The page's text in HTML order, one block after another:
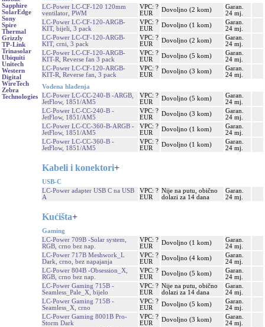
Sapphire
SolarEdge
Sony
Spire
Thermal
Grizzly
TP-Link
Trinasolar
Ubiquiti
Unitech
Western
Digital
WireTech
Zebra
Technologies
LC-Power LC-CF-120 120mm
ventilator, PWM
VPC: ?
EUR
Dovoljno (2 kom)
Garan.
24 mj.
LC-Power LC-CF-120-ARGB-
KIT, bijeli, 3 pack
VPC: ?
EUR
Dovoljno (1 kom)
Garan.
24 mj.
LC-Power LC-CF-120-ARGB-
KIT, crni, 3 pack
VPC: ?
EUR
Dovoljno (2 kom)
Garan.
24 mj.
LC-Power LC-CF-120-ARGB-
KIT-R, Reverse fan 3 pack
VPC: ?
EUR
Dovoljno (5 kom)
Garan.
24 mj.
LC-Power LC-CF-120-ARGB-
KIT-R, Reverse fan, 3 pack
VPC: ?
EUR
Dovoljno (3 kom)
Garan.
24 mj.
Vodena hlađenja
LC-Power LC-CC-240-B -ARGB,
JetFlow, 1851/AM5
VPC: ?
EUR
Dovoljno (5 kom)
Garan.
24 mj.
LC-Power LC-CC-240-B -
JetFlow, 1851/AM5
VPC: ?
EUR
Dovoljno (3 kom)
Garan.
24 mj.
LC-Power LC-CC-360-B-ARGB -
JetFlow, 1851/AM5
VPC: ?
EUR
Dovoljno (1 kom)
Garan.
24 mj.
LC-Power LC-CC-360-B -
JetFlow, 1851/AM5
VPC: ?
EUR
Dovoljno (1 kom)
Garan.
24 mj.
Kabeli i konektori+
USB-C
LC-Power adapter USB C na USB
A
VPC: ?
EUR
Nije na putu, obično
dolazi za 14 dana
Garan.
24 mj.
Kućišta+
Gaming
LC-Power 709B -Solar system,
RGB, crno bez nap.
VPC: ?
EUR
Dovoljno (1 kom)
Garan.
24 mj.
LC-Power 717B Meshwork_L
Dark, crno, bez napajanja
VPC: ?
EUR
Dovoljno (4 kom)
Garan.
24 mj.
LC-Power 804B -Obsession_X,
RGB, crno bez nap.
VPC: ?
EUR
Dovoljno (5 kom)
Garan.
24 mj.
LC-Power Gaming 715B -
Seamless_Pale_X, bijelo
VPC: ?
EUR
Nije na putu, obično
dolazi za 14 dana
Garan.
24 mj.
LC-Power Gaming 715B -
Seamless_X, crno
VPC: ?
EUR
Dovoljno (5 kom)
Garan.
24 mj.
LC-Power Gaming 8001B Pro-
Storm Dark
VPC: ?
EUR
Dovoljno (3 kom)
Garan.
24 mj.